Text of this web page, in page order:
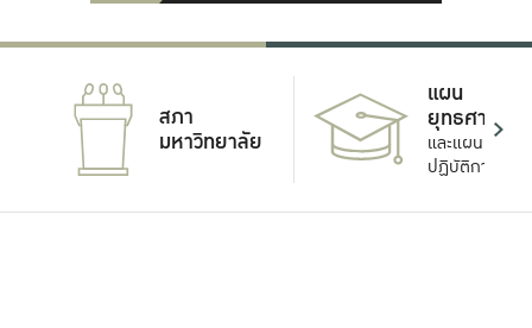
สภา
มหาวิทยาลัย
แผน
ยุทธศาสตร์
และแผน
ปฏิบัติการ